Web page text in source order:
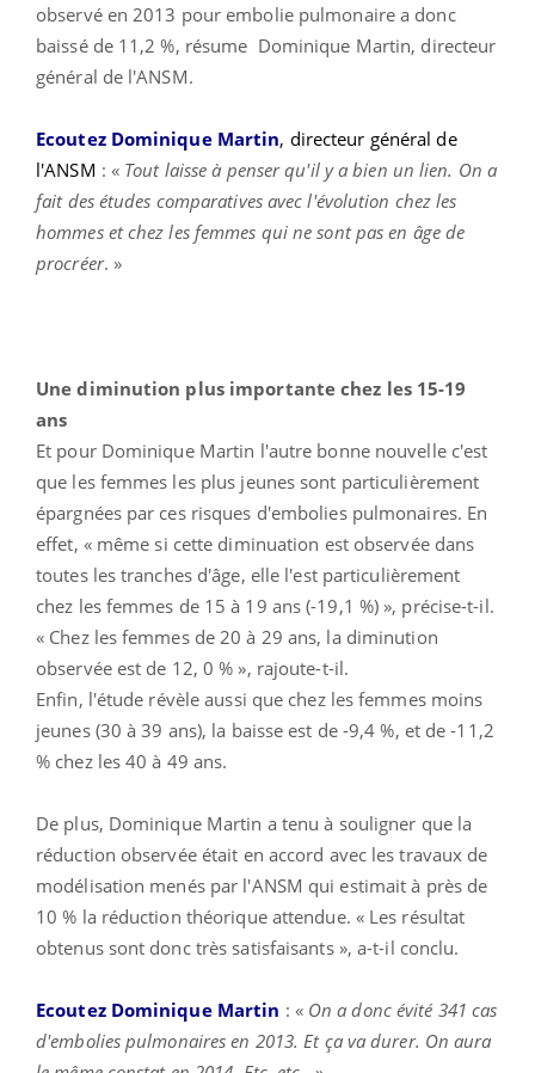
observé en 2013 pour embolie pulmonaire a donc
baissé de 11,2 %, résume Dominique Martin, directeur
général de l'ANSM.
Ecoutez Dominique Martin, directeur général de
l'ANSM : « Tout laisse à penser qu'il y a bien un lien. On a
fait des études comparatives avec l'évolution chez les
hommes et chez les femmes qui ne sont pas en âge de
procréer. »
Une diminution plus importante chez les 15-19
ans
Et pour Dominique Martin l'autre bonne nouvelle c'est
que les femmes les plus jeunes sont particulièrement
épargnées par ces risques d'embolies pulmonaires. En
effet, « même si cette diminuation est observée dans
toutes les tranches d'âge, elle l'est particulièrement
chez les femmes de 15 à 19 ans (-19,1 %) », précise-t-il.
« Chez les femmes de 20 à 29 ans, la diminution
observée est de 12, 0 % », rajoute-t-il.
Enfin, l'étude révèle aussi que chez les femmes moins
jeunes (30 à 39 ans), la baisse est de -9,4 %, et de -11,2
% chez les 40 à 49 ans.
De plus, Dominique Martin a tenu à souligner que la
réduction observée était en accord avec les travaux de
modélisation menés par l'ANSM qui estimait à près de
10 % la réduction théorique attendue. « Les résultat
obtenus sont donc très satisfaisants », a-t-il conclu.
Ecoutez Dominique Martin : « On a donc évité 341 cas
d'embolies pulmonaires en 2013. Et ça va durer. On aura